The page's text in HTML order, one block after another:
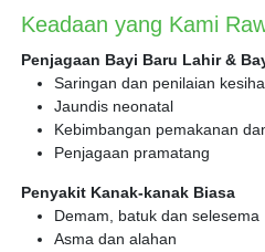
Keadaan yang Kami
Penjagaan Bayi Baru Lahir &
Saringan dan penilaian
Jaundis neonatal
Kebimbangan pemakanan
Penjagaan pramatang
Penyakit Kanak-kanak Biasa
Demam, batuk dan selesema
Asma dan alahan